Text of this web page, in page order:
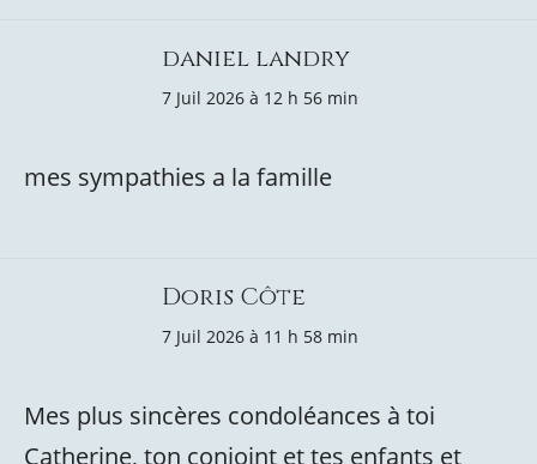
daniel landry
7 Juil 2026 à 12 h 56 min
mes sympathies a la famille
Doris Côte
7 Juil 2026 à 11 h 58 min
Mes plus sincères condoléances à toi
Catherine, ton conjoint et tes enfants et